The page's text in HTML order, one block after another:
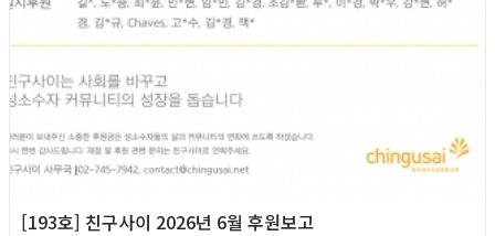
[193호] 친구사이 2026년 6월 후원보고